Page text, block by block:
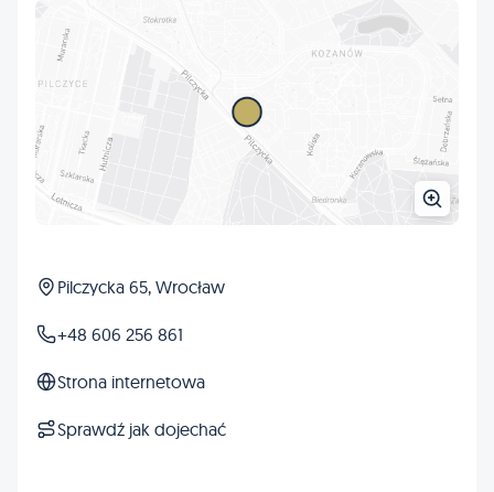
Pilczycka 65, Wrocław
+48 606 256 861
Strona internetowa
Sprawdź jak dojechać